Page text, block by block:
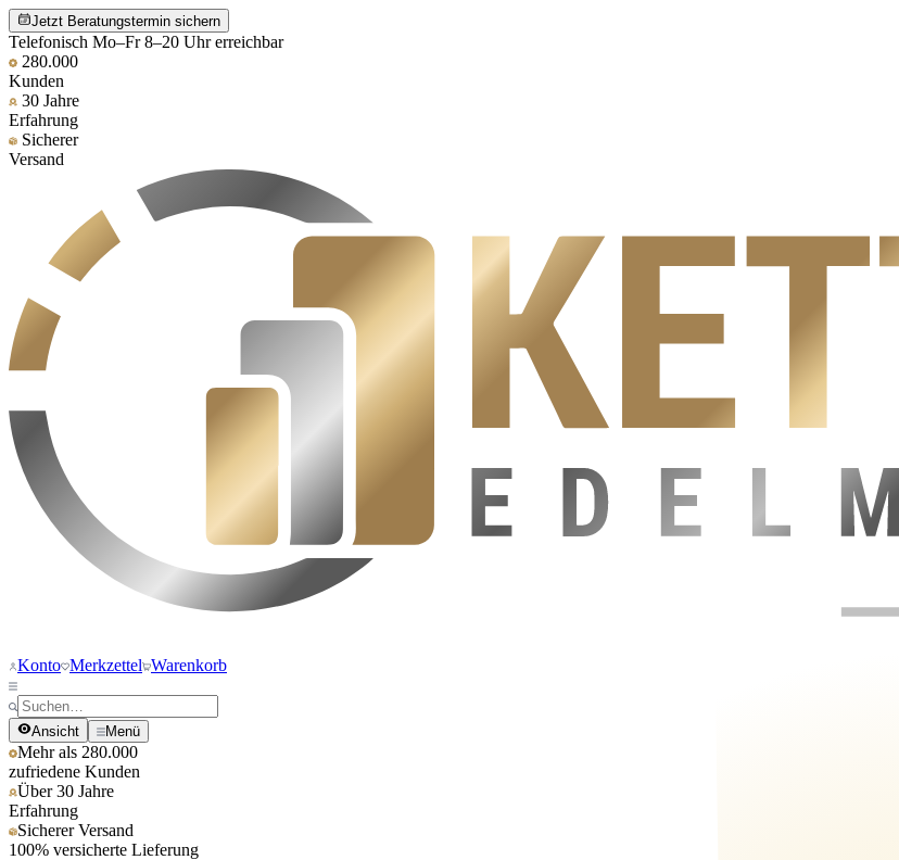
Jetzt Beratungstermin sichern
Telefonisch Mo–Fr 8–20 Uhr erreichbar
280.000
Kunden
30 Jahre
Erfahrung
Sicherer
Versand
Konto Merkzettel Warenkorb
Ansicht Menü
Mehr als 280.000
zufriedene Kunden
Über 30 Jahre
Erfahrung
Sicherer Versand
100% versicherte Lieferung